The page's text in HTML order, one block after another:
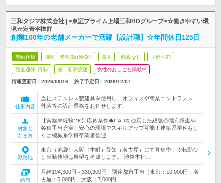
三和タジマ株式会社 | <東証プライム上場三和HDグループ>☆働きやすい環
境☆定着率抜群
創業100年の老舗メーカーで活躍【設計職】☆年間休日125日
契約社員 職種・業種未経験OK 急募 転勤なし 学歴不問
完全週休2日制 第二新卒歓迎 女性のおしごと掲載中
情報更新日：2026/06/16 終了予定日： 2026/12/07
仕事内容
当社ステンレス製建具を使用し、オフィスや商業エントランス、
外装等の設計業務をお任せします。
対象と
なる方
【実務未経験OK】応募条件◆CADを使用した経験◎福利厚生や
各種手当充実！安心の環境でスキルアップ可能！建築系学科もし
くは機械系学科卒業者歓迎！
勤務地
東京（池袋）大阪（本町）愛知（名古屋）にて募集中！※転勤な
し※勤務地は希望を考慮します。 池袋本社…
給与
月給194,300円～330,300円 別途都市手当（東京：10,000円 名
古屋：5,000円 大阪：7,000円…